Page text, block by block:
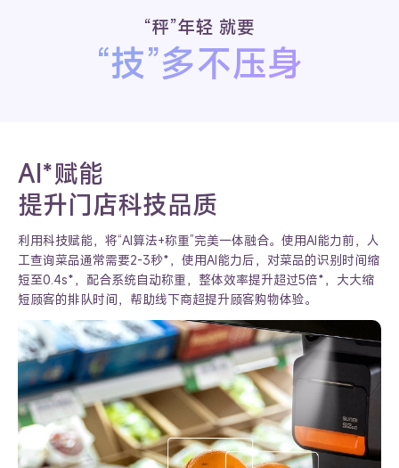
“秤”年轻 就要
“技”多不压身
AI*赋能
提升门店科技品质
利用科技赋能，将“AI算法+称重”完美一体融合。 使用AI能力前，人
工查询菜品通常需要2-3秒*，使用AI能力后，对菜品的识别时间缩
短至0.4s*，配合系统自动称重，整体效率提升超过5倍*，大大缩
短顾客的排队时间，帮助线下商超提升顾客购物体验。